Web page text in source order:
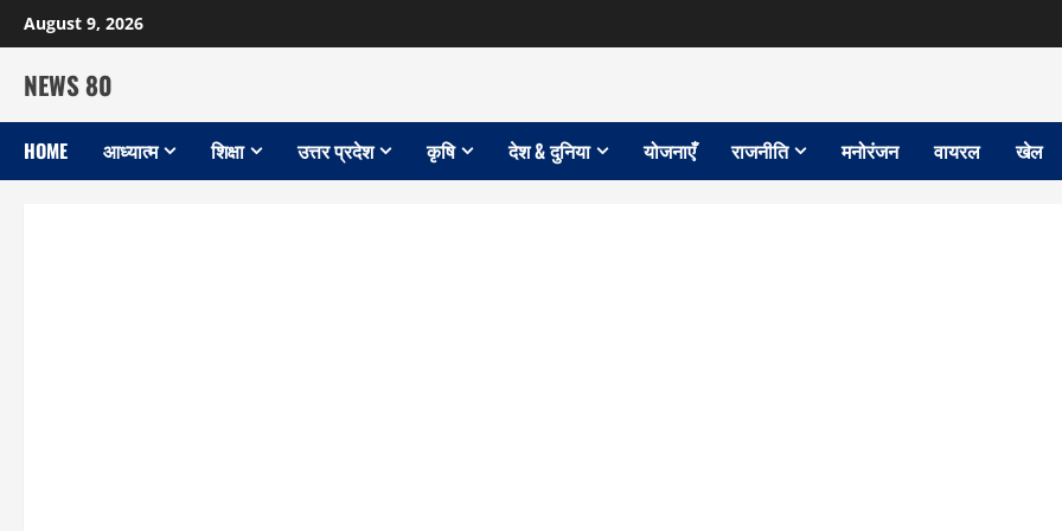
Skip
to
content
August 9, 2026
NEWS 80
HOME आध्यात्म शिक्षा उत्तर प्रदेश कृषि देश & दुनिया योजनाएँ राजनीति मनोरंजन वायरल खेल